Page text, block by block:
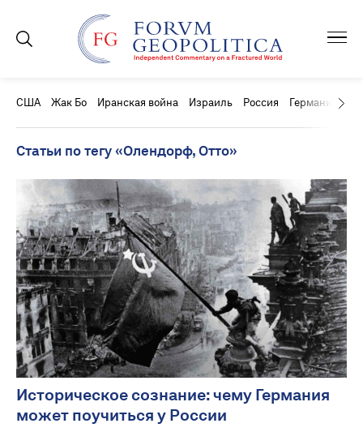
США Жак Бо Иранская война Израиль Россия Германия
Статьи по тегу «Олендорф, Отто»
Историческое сознание: чему Германия
может поучиться у России